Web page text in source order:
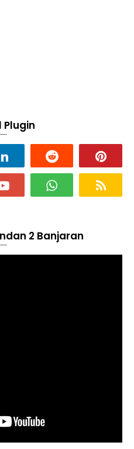
Plugin
2 Banjaran